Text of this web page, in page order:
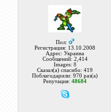
Пол:
Регистрация: 13.10.2008
Адрес: Украина
Сообщений: 2,414
Images: 8
Сказал(а) спасибо: 419
Поблагодарили: 970 раз(а)
Репутация:48684